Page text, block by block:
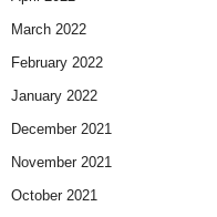
March 2022
February 2022
January 2022
December 2021
November 2021
October 2021